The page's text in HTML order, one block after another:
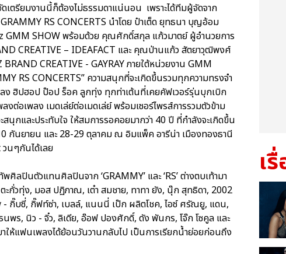
ตรียมงานนี้ก็ต้องไม่ธรรมดาแน่นอน เพราะได้ทีมผู้จัดจาก
RS CONCERTS นำโดย ป๋าเต็ด ยุทธนา บุญอ้อม
GMM SHOW พร้อมด้วย คุณศักดิ์สกุล แก้วมาตย์ ผู้อำนวยการ
CREATIVE – IDEAFACT และ คุณป่านแก้ว สัตยาวุฒิพงศ์
CREATIVE - GAYRAY ภายใต้หน่วยงาน GMM
RS CONCERTS” ความสนุกที่จะเกิดขึ้นรวมทุกความทรงจำ
ง ฮิปฮอป ป๊อป ร็อค ลูกทุ่ง ทุกท่าเต้นที่เคยคัฟเวอร์รุ่นบุกเบิก
อเพลง เมดเล่ย์ต่อเมดเล่ย์ พร้อมเซอร์ไพรส์การรวมตัวข้าม
นุกและประทับใจ ให้สมการรอคอยมากว่า 40 ปี ที่กำลังจะเกิดขึ้น
นยายน และ 28-29 ตุลาคม ณ อิมแพ็ค อารีน่า เมืองทองธานี
นๆกันได้เลย
นตัวแทนศิลปินจาก ‘GRAMMY’ และ ‘RS’ ต่างตบเท้ามา
กั่วทุ่ง, มอส ปฏิภาณ, เต๋า สมชาย, ทาทา ยัง, นุ๊ก สุทธิดา, 2002
กิ๊บซี่, กิ๊ฟท์ซ่า, เบลล์, แนนนี่ เป๊ก ผลิตโชค, ไอซ์ ศรัณยู, แดน,
พร, นิว - จิ๋ว, ลิเดีย, อ๊อฟ ปองศักดิ์, ดัง พันกร, โจ๊ก โซคูล และ
ให้แฟนเพลงได้ย้อนวันวานกลับไป เป็นการเรียกน้ำย่อยก่อนถึง
เ